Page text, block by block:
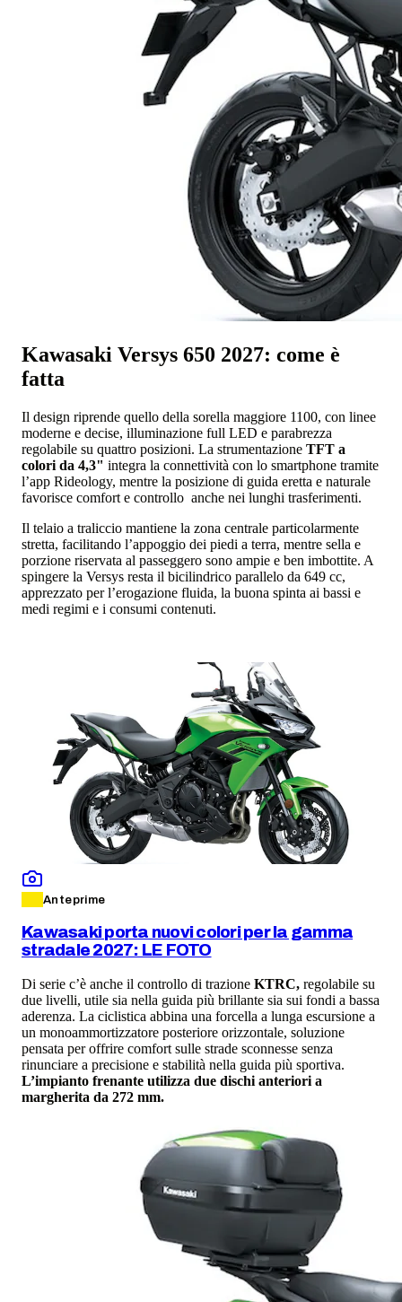
Kawasaki Versys 650 2027: come è
fatta
Il design riprende quello della sorella maggiore 1100, con linee
moderne e decise, illuminazione full LED e parabrezza
regolabile su quattro posizioni. La strumentazione TFT a
colori da 4,3" integra la connettività con lo smartphone tramite
l’app Rideology, mentre la posizione di guida eretta e naturale
favorisce comfort e controllo anche nei lunghi trasferimenti.
Il telaio a traliccio mantiene la zona centrale particolarmente
stretta, facilitando l’appoggio dei piedi a terra, mentre sella e
porzione riservata al passeggero sono ampie e ben imbottite. A
spingere la Versys resta il bicilindrico parallelo da 649 cc,
apprezzato per l’erogazione fluida, la buona spinta ai bassi e
medi regimi e i consumi contenuti.
Anteprime
Kawasaki porta nuovi colori per la gamma
stradale 2027: LE FOTO
Di serie c’è anche il controllo di trazione KTRC, regolabile su
due livelli, utile sia nella guida più brillante sia sui fondi a bassa
aderenza. La ciclistica abbina una forcella a lunga escursione a
un monoammortizzatore posteriore orizzontale, soluzione
pensata per offrire comfort sulle strade sconnesse senza
rinunciare a precisione e stabilità nella guida più sportiva.
L’impianto frenante utilizza due dischi anteriori a
margherita da 272 mm.